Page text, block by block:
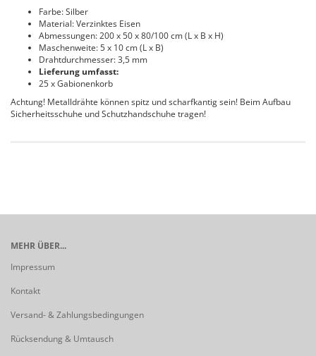
Farbe: Silber
Material: Verzinktes Eisen
Abmessungen: 200 x 50 x 80/100 cm (L x B x H)
Maschenweite: 5 x 10 cm (L x B)
Drahtdurchmesser: 3,5 mm
Lieferung umfasst:
25 x Gabionenkorb
Achtung! Metalldrähte können spitz und scharfkantig sein! Beim Aufbau
Sicherheitsschuhe und Schutzhandschuhe tragen!
MEHR ÜBER...
Impressum
Kontakt
Versand- & Zahlungsbedingungen
Rücksendung & Umtausch